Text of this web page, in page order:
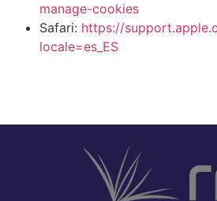
manage-cookies
Safari: https://
locale=es_ES